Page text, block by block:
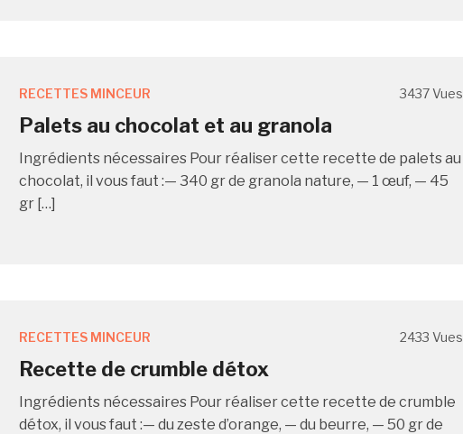
RECETTES MINCEUR 3437 Vues
Palets au chocolat et au granola
Ingrédients nécessaires Pour réaliser cette recette de palets au
chocolat, il vous faut :— 340 gr de granola nature, — 1 œuf, — 45
gr […]
RECETTES MINCEUR 2433 Vues
Recette de crumble détox
Ingrédients nécessaires Pour réaliser cette recette de crumble
détox, il vous faut :— du zeste d’orange, — du beurre, — 50 gr de